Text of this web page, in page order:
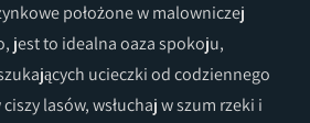
położone w malowniczej
jest to idealna oaza spokoju,
ucieczki od codziennego
lasów, wsłuchaj w szum rzeki i